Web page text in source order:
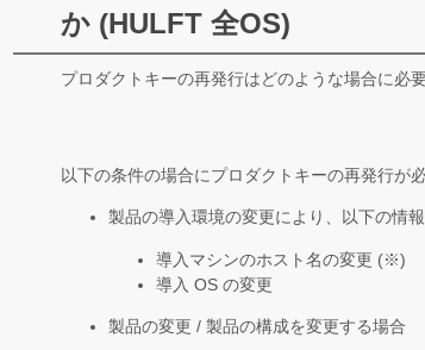
か (HULFT 全OS)
プロダクトキーの再発行はどのような場合に必
以下の条件の場合にプロダクトキーの再発行が
製品の導入環境の変更により、以下の情
導入マシンのホスト名の変更 (※)
導入 OS の変更
製品の変更 / 製品の構成を変更する場合